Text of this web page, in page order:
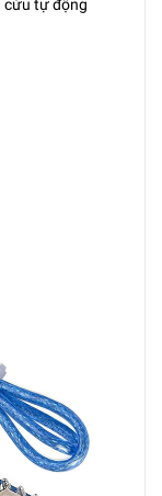
cứu tự động